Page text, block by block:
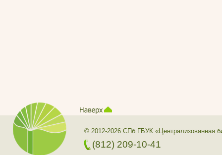
© 2012-2026 СПб ГБУК «Централизованная
(812) 209-10-41